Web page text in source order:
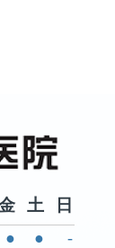
土
日
● ● -